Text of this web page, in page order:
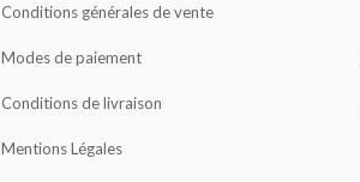
Conditions générales de vente
Modes de paiement
Conditions de livraison
Mentions Légales